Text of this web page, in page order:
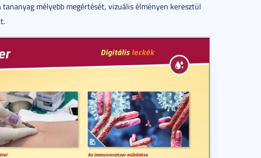
mélyebb megértését, vizuális élményen keresztül